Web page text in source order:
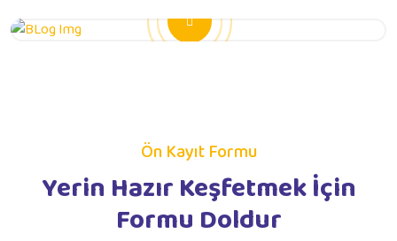
Ön Kayıt Formu
Yerin Hazır Keşfetmek İçin
Formu Doldur